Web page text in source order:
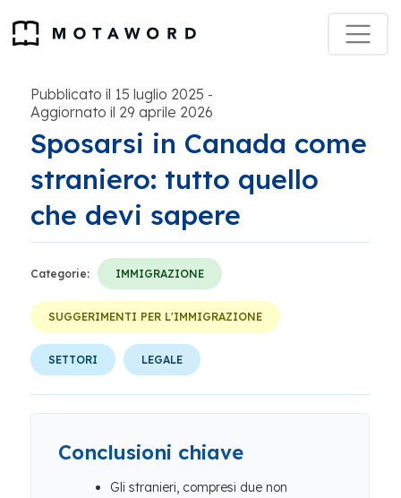
Pubblicato il 15 luglio 2025 -
Aggiornato il 29 aprile 2026
Sposarsi in Canada come
straniero: tutto quello
che devi sapere
Categorie: IMMIGRAZIONE
SUGGERIMENTI PER L'IMMIGRAZIONE
SETTORI LEGALE
Conclusioni chiave
Gli stranieri, compresi due non